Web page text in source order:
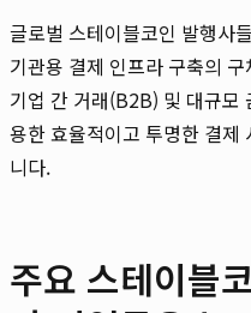
글로벌 스테이블코인 발행사
기관용 결제 인프라 구축의
기업 간 거래(B2B) 및 대규모
용한 효율적이고 투명한 결제
니다.
주요 스테이블